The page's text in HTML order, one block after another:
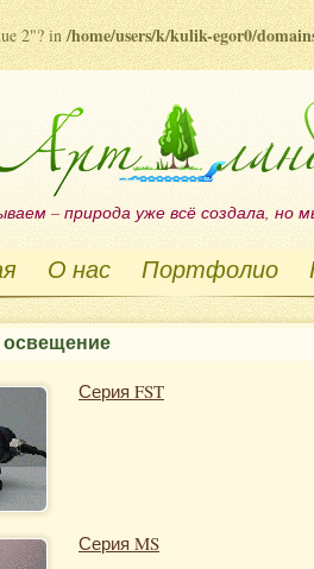
2"? in/home/users/k/kulik-egor0/
– природа уже всё создала, но
О нас Портфолио
Серия FST
Серия MS